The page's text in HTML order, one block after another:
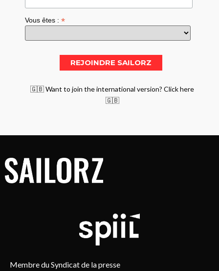
Vous êtes :*
🇬🇧 Want to join the international version? Click here
🇬🇧
Membre du Syndicat de la presse